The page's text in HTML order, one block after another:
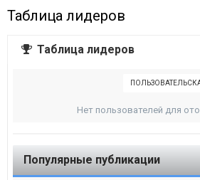
Таблица лидеров
Таблица лидеров
Нет пользователей для
Популярные публикации